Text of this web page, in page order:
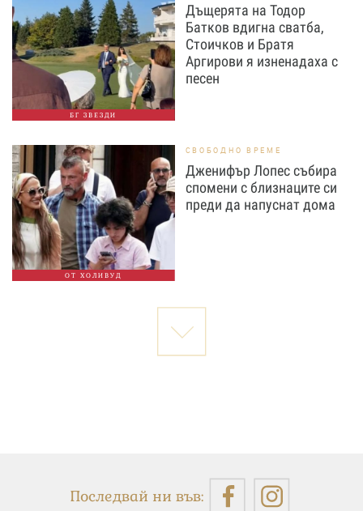
БГ ЗВЕЗДИ
Дъщерята на Тодор
Батков вдигна сватба,
Стоичков и Братя
Аргирови я изненадаха с
песен
ОТ ХОЛИВУД
СВОБОДНО ВРЕМЕ
Дженифър Лопес събира
спомени с близнаците си
преди да напуснат дома
Последвай ни във: